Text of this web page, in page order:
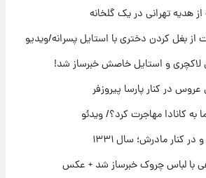
۲۲ ساعت پیش
ثریا اسفندیاری بعد از طلاق و در دیدار با گروه
بیتلز
ادعای جنجالی درباره اینفانتینو؛ اتهام پرداخت
از هدیه تهرانی در یک گلخانه
بغل کردن دختری با استایل پسرانه/ویدیو
لاکچری و استایل خاصش خبرساز شد!
عروس در کنار پارسا پیروزفر
کانادا مهاجرت کرد؟/ ویدئو
کنار مادرش؛ سال ۱۳۳۱
با لباس چروک خبرساز شد + عکس